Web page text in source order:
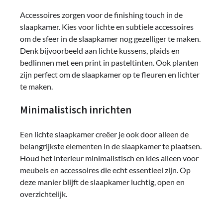
Accessoires zorgen voor de finishing touch in de
slaapkamer. Kies voor lichte en subtiele accessoires
om de sfeer in de slaapkamer nog gezelliger te maken.
Denk bijvoorbeeld aan lichte kussens, plaids en
bedlinnen met een print in pasteltinten. Ook planten
zijn perfect om de slaapkamer op te fleuren en lichter
te maken.
Minimalistisch inrichten
Een lichte slaapkamer creëer je ook door alleen de
belangrijkste elementen in de slaapkamer te plaatsen.
Houd het interieur minimalistisch en kies alleen voor
meubels en accessoires die echt essentieel zijn. Op
deze manier blijft de slaapkamer luchtig, open en
overzichtelijk.